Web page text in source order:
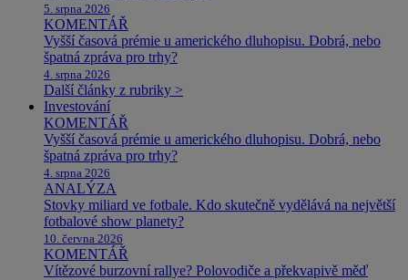
5. srpna 2026
KOMENTÁŘ
Vyšší časová prémie u amerického dluhopisu. Dobrá, nebo
špatná zpráva pro trhy?
4. srpna 2026
Další články z rubriky >
Investování
KOMENTÁŘ
Vyšší časová prémie u amerického dluhopisu. Dobrá, nebo
špatná zpráva pro trhy?
4. srpna 2026
ANALÝZA
Stovky miliard ve fotbale. Kdo skutečně vydělává na největší
fotbalové show planety?
10. června 2026
KOMENTÁŘ
Vítězové burzovní rallye? Polovodiče a překvapivě měď